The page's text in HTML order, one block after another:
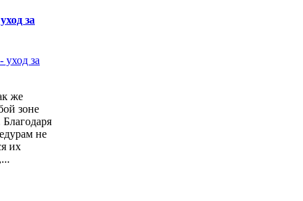
за
же
зоне
не
их